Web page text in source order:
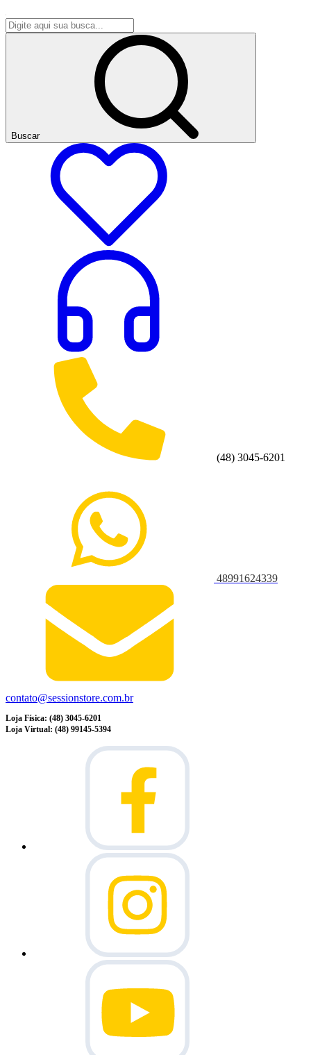
Buscar
(48) 3045-6201
48991624339
contato@sessionstore.com.br
Loja Física: (48) 3045-6201
Loja Virtual: (48) 99145-5394